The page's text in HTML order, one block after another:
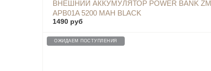
ВНЕШНИЙ АККУМУЛЯТОР POWER BANK
APB01A 5200 MAH BLACK
1490 руб
ОЖИДАЕМ ПОСТУПЛЕНИЯ